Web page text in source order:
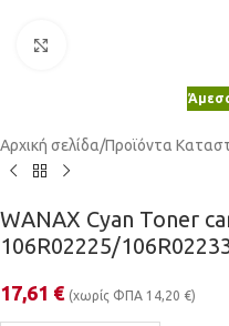
Αρχική σελίδα/Προϊόντα
WANAX Cyan Toner
106R02225/
17,61 € (χωρίς ΦΠΑ 14,20 €)